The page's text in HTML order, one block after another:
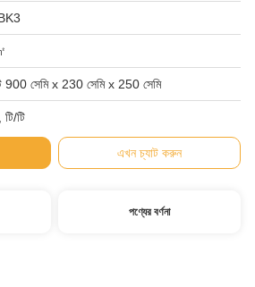
900 সেমি x 230 সেমি x 250 সেমি
টি
এখন চ্যাট করুন
পণ্যের বর্ণনা